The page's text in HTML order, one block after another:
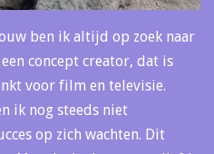
ben ik altijd op zoek naar
concept creator, dat is
voor film en televisie.
ik nog steeds niet
op zich wachten. Dit